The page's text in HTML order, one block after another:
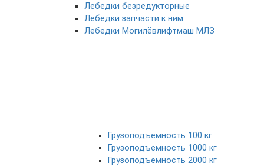
Лебедки безредукторные
Лебедки запчасти к ним
Лебедки Могилёвлифтмаш МЛЗ
Грузоподъемность 100 кг
Грузоподъемность 1000 кг
Грузоподъемность 2000 кг